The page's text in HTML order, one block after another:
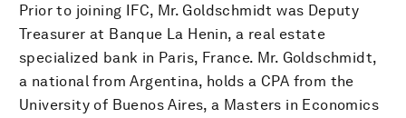
Prior to joining IFC, Mr. Goldschmidt was Deputy
Treasurer at Banque La Henin, a real estate
specialized bank in Paris, France. Mr. Goldschmidt,
a national from Argentina, holds a CPA from the
University of Buenos Aires, a Masters in Economics